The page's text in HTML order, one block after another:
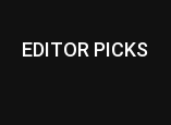
EDITOR PICKS